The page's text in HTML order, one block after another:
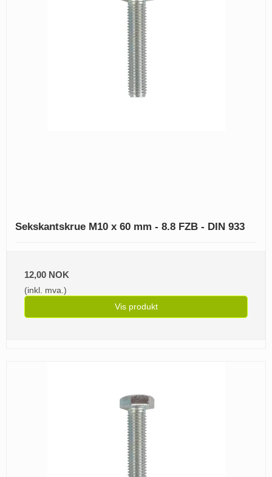
Sekskantskrue M10 x 60 mm - 8.8 FZB - DIN 933
12,00 NOK
(inkl. mva.)
Vis produkt